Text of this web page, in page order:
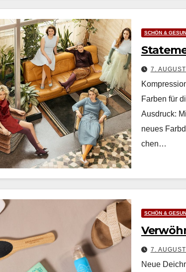
SCHÖN &
7.
Farben für
Aus­druck:
neues
chen…
SCHÖN &
7.
Neue